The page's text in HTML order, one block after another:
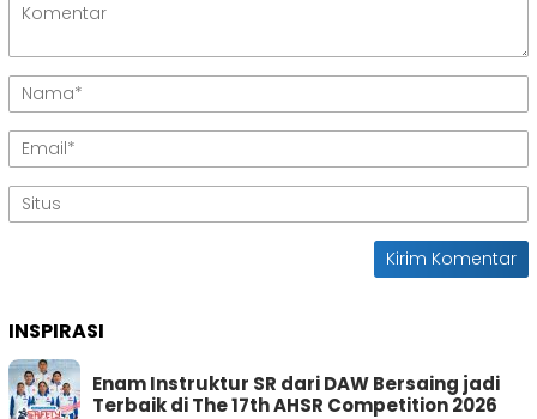
INSPIRASI
Enam Instruktur SR dari DAW Bersaing jadi
Terbaik di The 17th AHSR Competition 2026